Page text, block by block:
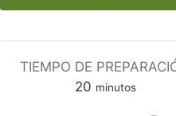
TIEMPO DE
20mminutos